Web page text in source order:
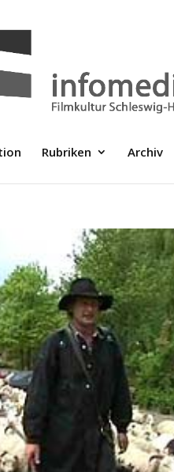
Rubriken Archiv